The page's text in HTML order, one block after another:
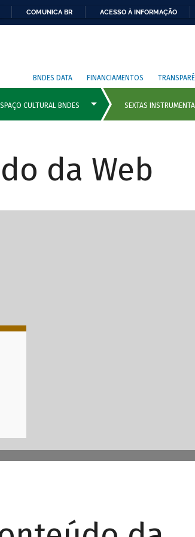
COMUNICA BR ACESSO À INFORMAÇÃO
BNDES DATA FINANCIAMENTOS
da Web
com